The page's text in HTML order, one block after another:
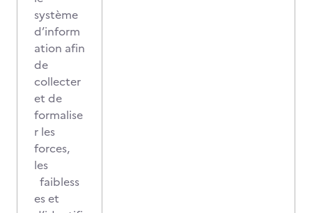
système
d’inform
ation afin
de
collecter
et de
formalise
r les
forces,
les
faibless
es et